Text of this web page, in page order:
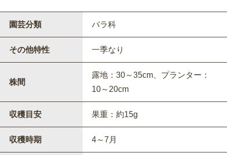
園芸分類 バラ科
その他特性 一季なり
株間
露地：30～35cm、プランター：
10～20cm
収穫目安 果重：約15g
収穫時期 4～7月